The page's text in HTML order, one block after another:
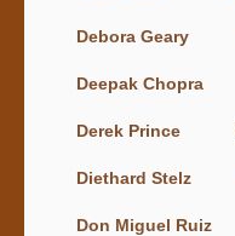
Debora Geary
Deepak Chopra
Derek Prince
Diethard Stelz
Don Miguel Ruiz